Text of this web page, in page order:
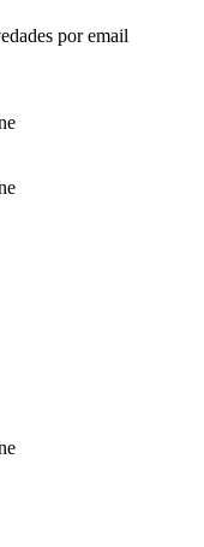
por email